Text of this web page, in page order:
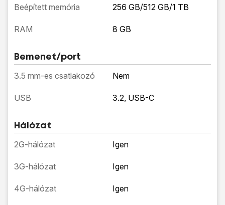
Beépített memória 256 GB/512 GB/1 TB
RAM 8 GB
Bemenet/port
3.5 mm-es csatlakozó Nem
USB 3.2, USB-C
Hálózat
2G-hálózat Igen
3G-hálózat Igen
4G-hálózat Igen